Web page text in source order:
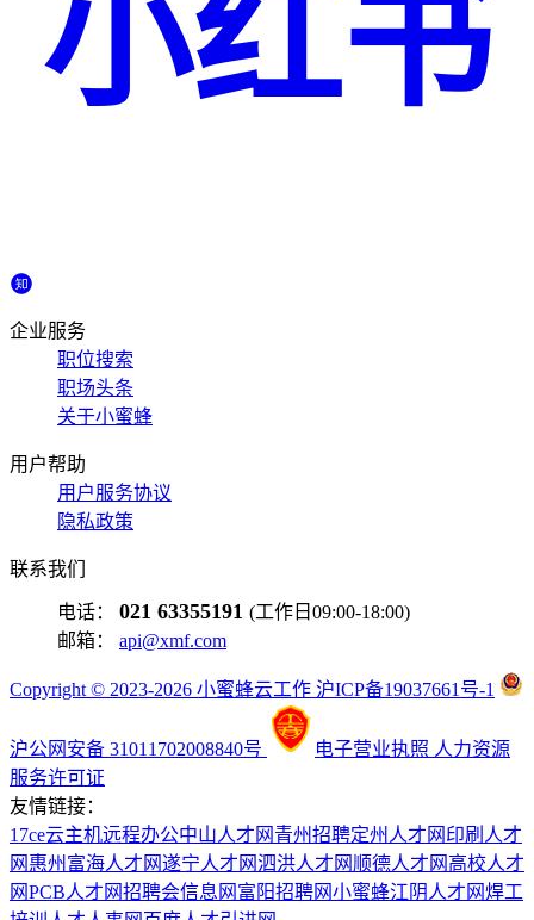
小红书
企业服务
职位搜索
职场头条
关于小蜜蜂
用户帮助
用户服务协议
隐私政策
联系我们
电话： 021 63355191 (工作日09:00-18:00)
邮箱： api@xmf.com
Copyright © 2023-2026 小蜜蜂云工作 沪ICP备19037661号-1
沪公网安备 31011702008840号 电子营业执照 人力资源
服务许可证
友情链接：
17ce云主机远程办公中山人才网 青州招聘定州人才网 印刷人才
网 惠州富海人才网遂宁人才网泗洪人才网 顺德人才网 高校人才
网PCB人才网招聘会信息网 富阳招聘网小蜜蜂江阴人才网焊工